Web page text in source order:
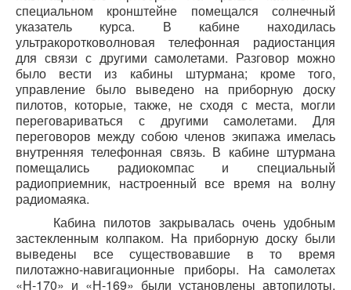
специальном кронштейне помещался солнечный
указатель курса. В кабине находилась
ультракоротковолновая телефонная радиостанция
для связи с другими самолетами. Разговор можно
было вести из кабины штурмана; кроме того,
управление было выведено на приборную доску
пилотов, которые, также, не сходя с места, могли
переговариваться с другими самолетами. Для
переговоров между собою членов экипажа имелась
внутренняя телефонная связь. В кабине штурмана
помещались радиокомпас и специальный
радиоприемник, настроенный все время на волну
радиомаяка.
Кабина пилотов закрывалась очень удобным
застекленным колпаком. На приборную доску были
выведены все существовавшие в то время
пилотажно-навигационные приборы. На самолетах
«Н-170» и «Н-169» были установлены автопилоты,